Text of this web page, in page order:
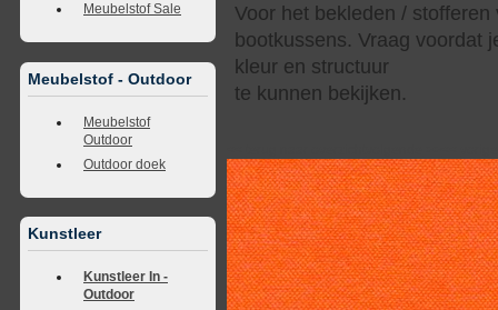
Meubelstof Sale
Meubelstof - Outdoor
Meubelstof
Outdoor
Outdoor doek
Kunstleer
Kunstleer In -
Outdoor
Voor het bekleden /
bootkussens. Vraag voordat
kleur en structuur
te kunnen bekijken.